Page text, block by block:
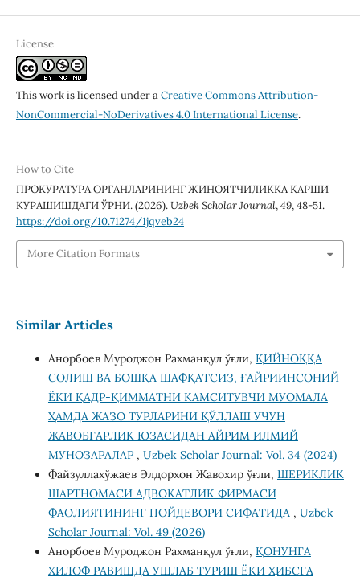
License
This work is licensed under aCreative Commons Attribution-
NonCommercial-NoDerivatives 4.0 International License.
How to Cite
ПРОКУРАТУРА ОРГАНЛАРИНИНГ ЖИНОЯТЧИЛИККА ҚАРШИ
КУРАШИШДАГИ ЎРНИ. (2026).Uzbek Scholar Journal,49, 48-51.
https://doi.org/10.71274/1jqveb24
More Citation Formats
Similar Articles
Анорбоев Муроджон Рахманқул ўғли, ҚИЙНОҚҚА
СОЛИШ ВА БОШҚА ШАФҚАТСИЗ, ҒАЙРИИНСОНИЙ
ЁКИ ҚАДР-ҚИММАТНИ КАМСИТУВЧИ МУОМАЛА
ҲАМДА ЖАЗО ТУРЛАРИНИ ҚЎЛЛАШ УЧУН
ЖАВОБГАРЛИК ЮЗАСИДАН АЙРИМ ИЛМИЙ
МУНОЗАРАЛАР , Uzbek Scholar Journal: Vol. 34 (2024)
Файзуллахўжаев Элдорхон Жавохир ўғли, ШЕРИКЛИК
ШАРТНОМАСИ АДВОКАТЛИК ФИРМАСИ
ФАОЛИЯТИНИНГ ПОЙДЕВОРИ СИФАТИДА , Uzbek
Scholar Journal: Vol. 49 (2026)
Анорбоев Муроджон Рахманқул ўғли, ҚОНУНГА
ХИЛОФ РАВИШДА УШЛАБ ТУРИШ ЁКИ ҲИБСГА